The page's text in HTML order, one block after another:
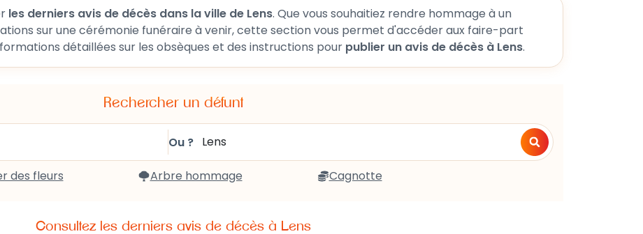
funéraire
personnalisée
pour un décès
Dépôt de volontés Livres sur le deuil
Guides pratiques
Articles et témoignages
les derniers avis de décès dans la ville de Lens. Que vous souhaitiez rendre hommage à un
permet d'accéder aux faire-part
récents. Vous y trouverez aussi des informations détaillées sur les obsèques et des instructions pour
publier un avis de décès à Lens.
Rechercher un défunt
Ou ?
des fleurs Arbre hommage Cagnotte
Consultez les derniers avis de décès à Lens